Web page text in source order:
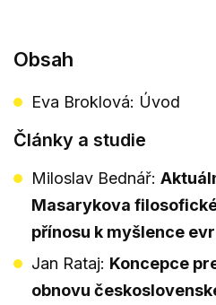
Obsah
Eva Broklová: Úvod
Články a studie
Miloslav Bednář:
Masarykova
přínosu k myšlence
Jan Rataj: Koncepce
obnovu